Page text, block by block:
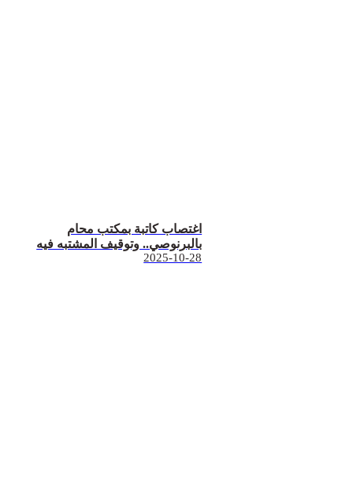
اغتصاب كاتبة بمكتب محام
بالبرنوصي.. وتوقيف المشتبه فيه
2025-10-28